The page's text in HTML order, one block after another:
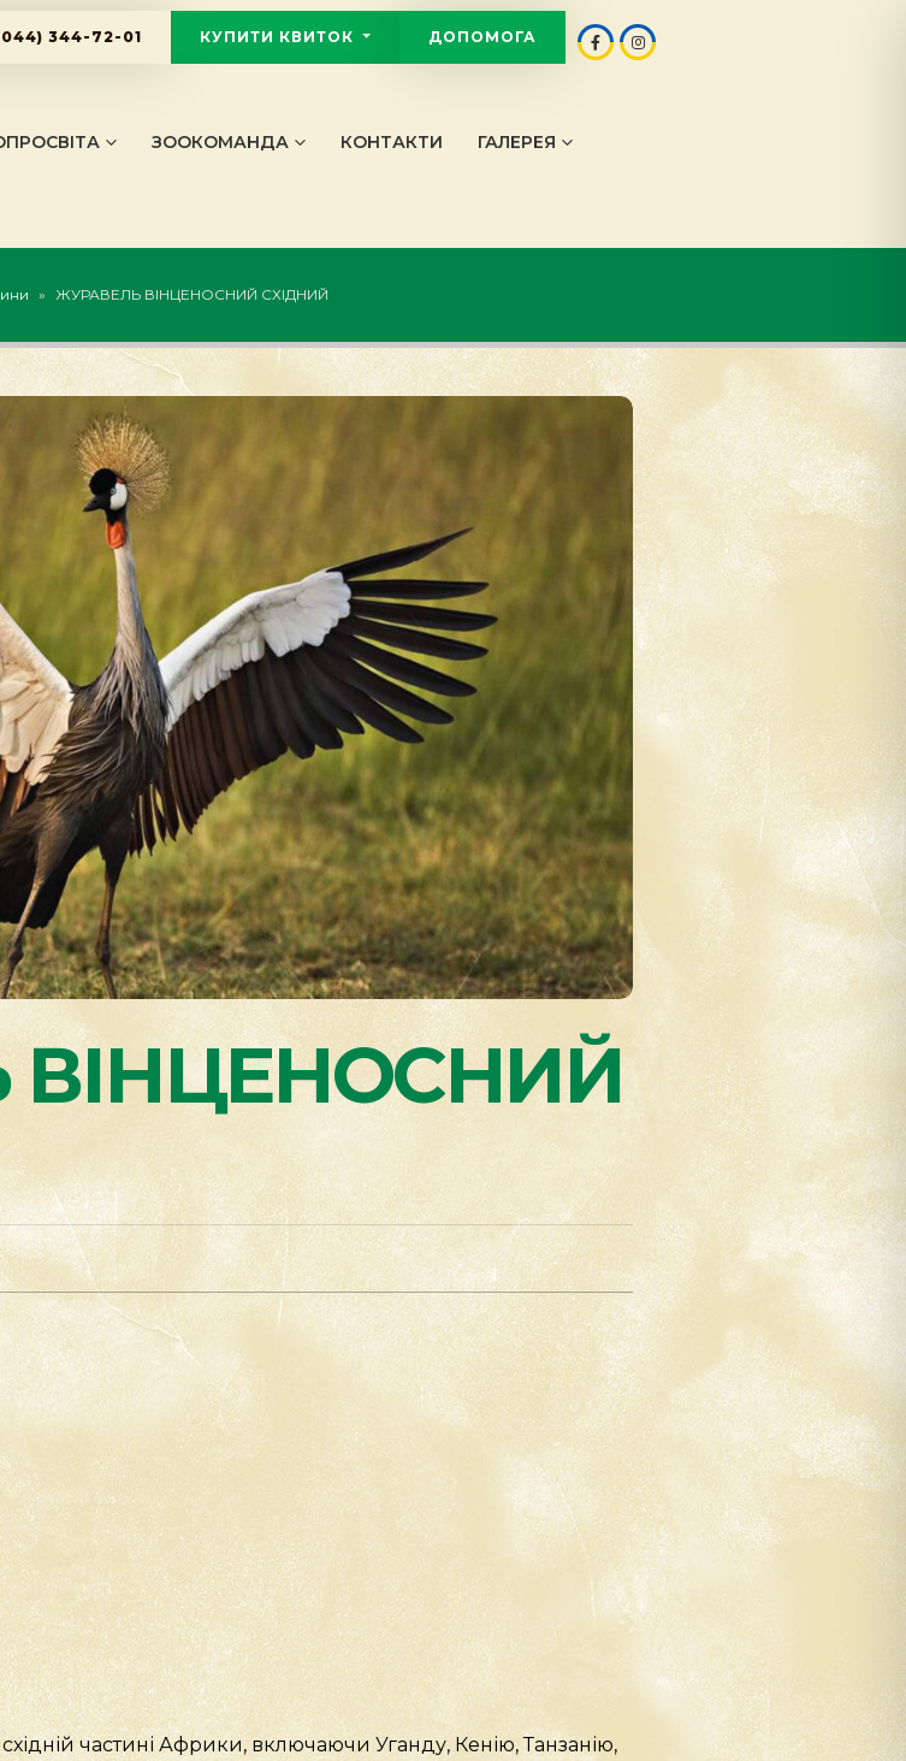
344-72-01 КУПИТИ КВИТОК ДОПОМОГА
ЗООКОМАНДА КОНТАКТИ ГАЛЕРЕЯ
» ЖУРАВЕЛЬ ВІНЦЕНОСНИЙ СХІДНИЙ
частині Африки, включаючи Уганду, Кенію, Танзанію,